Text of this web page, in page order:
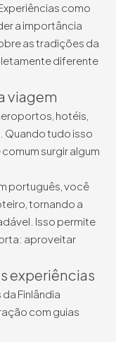
como
a importância
as tradições da
diferente
viagem
hotéis,
Quando tudo isso
surgir algum
português, você
tornando a
Isso permite
aproveitar
experiências
Finlândia
com guias